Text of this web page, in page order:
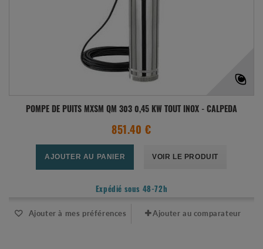
POMPE DE PUITS MXSM QM 303 0,45 KW TOUT INOX - CALPEDA
851.40 €
AJOUTER AU PANIER VOIR LE PRODUIT
Expédié sous 48-72h
Ajouter à mes préférences Ajouter au comparateur